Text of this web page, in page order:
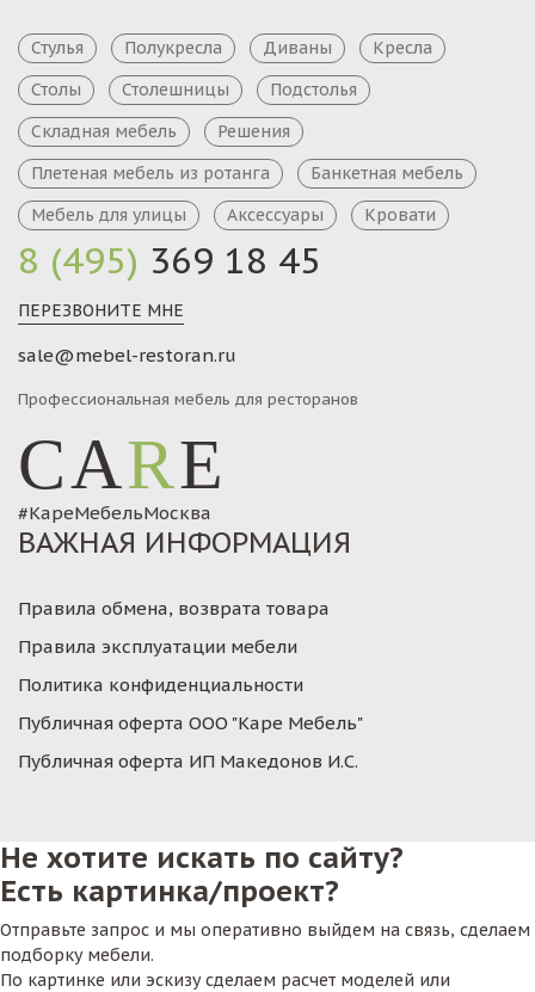
8 (495) 369 18 45
ПЕРЕЗВОНИТЕ МНЕ
sale@mebel-restoran.ru
Профессиональная мебель для ресторанов
CARE
#КареМебельМосква
Стулья Полукресла Диваны
Кресла
Столы
Столешницы
Подстолья
Складная мебель
Решения
Плетеная мебель из ротанга
Банкетная мебель
Мебель для улицы
Аксессуары Кровати
ВАЖНАЯ ИНФОРМАЦИЯ
Правила обмена, возврата товара
Правила эксплуатации мебели
Политика конфиденциальности
Публичная оферта ООО "Каре Мебель"
Публичная оферта ИП Македонов И.С.
Не хотите искать по сайту?
Есть картинка/проект?
Отправьте запрос и мы оперативно выйдем на связь, сделаем
подборку мебели.
По картинке или эскизу сделаем расчет моделей или